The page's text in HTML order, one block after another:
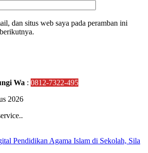
dan situs web saya pada peramban ini
Wa : 0812-7322-495
2026